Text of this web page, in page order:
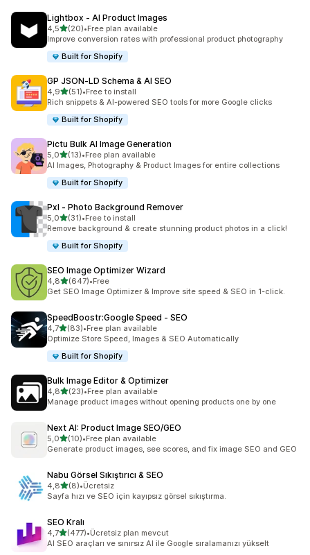
Lightbox ‑ AI Product Images
4,55 yıldız üzerinden
(20)
toplam 20 değerlendirme
•Free plan available
Improve conversion rates with professional product photography
Built for Shopify
GP JSON‑LD Schema & AI SEO
4,95 yıldız üzerinden
(51)
toplam 51 değerlendirme
•Free to install
Rich snippets & AI-powered SEO tools for more Google clicks
Built for Shopify
Pictu Bulk AI Image Generation
5,05 yıldız üzerinden
(13)
toplam 13 değerlendirme
•Free plan available
AI Images, Photography & Product Images for entire collections
Built for Shopify
Pxl ‑ Photo Background Remover
5,05 yıldız üzerinden
(31)
toplam 31 değerlendirme
•Free to install
Remove background & create stunning product photos in a click!
Built for Shopify
SEO Image Optimizer Wizard
4,85 yıldız üzerinden
(647)
toplam 647 değerlendirme
•Free
Get SEO Image Optimizer & Improve site speed & SEO in 1-click.
SpeedBoostr:Google Speed ‑ SEO
4,75 yıldız üzerinden
(83)
toplam 83 değerlendirme
•Free plan available
Optimize Store Speed, Images & SEO Automatically
Built for Shopify
Bulk Image Editor & Optimizer
4,85 yıldız üzerinden
(23)
toplam 23 değerlendirme
•Free plan available
Manage product images without opening products one by one
Next AI: Product Image SEO/GEO
5,05 yıldız üzerinden
(10)
toplam 10 değerlendirme
•Free plan available
Generate product images, see scores, and fix image SEO and GEO
Nabu Görsel Sıkıştırıcı & SEO
4,85 yıldız üzerinden
(8)
toplam 8 değerlendirme
•Ücretsiz
Sayfa hızı ve SEO için kayıpsız görsel sıkıştırma.
SEO Kralı
4,75 yıldız üzerinden
(477)
toplam 477 değerlendirme
•Ücretsiz plan mevcut
AI SEO araçları ve sınırsız AI ile Google sıralamanızı yükselt